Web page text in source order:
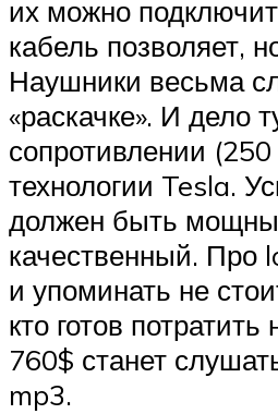
их можно
кабель позволяет,
Наушники весьма
«раскачке». И дело
сопротивлении
технологии Tesla.
должен быть
качественный. Про
и упоминать не
кто готов
760$ станет
mp3.